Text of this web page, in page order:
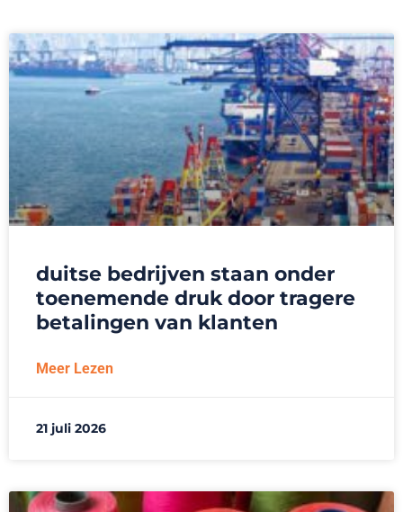
duitse bedrijven staan onder
toenemende druk door tragere
betalingen van klanten
Meer Lezen
21 juli 2026